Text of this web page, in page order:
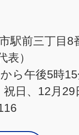
駅前三丁目8
）
ら午後5時
祝日、12月